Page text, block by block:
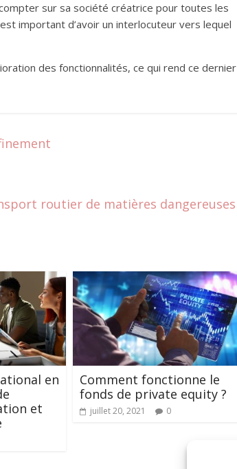
sur sa société créatrice pour toutes les
important d’avoir un interlocuteur vers lequel
des fonctionnalités, ce qui rend ce dernier
routier de matières dangereuses
en
et
Comment fonctionne le
fonds de private equity ?
juillet 20, 2021 0